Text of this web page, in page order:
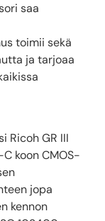
saa
toimii sekä
ja tarjoaa
Ricoh GR III
koon CMOS-
jopa
kennon